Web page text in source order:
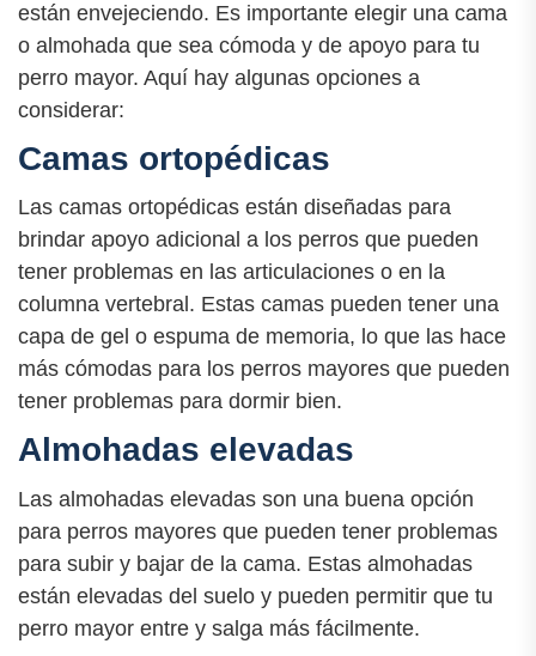
están envejeciendo. Es importante elegir una cama
o almohada que sea cómoda y de apoyo para tu
perro mayor. Aquí hay algunas opciones a
considerar:
Camas ortopédicas
Las camas ortopédicas están diseñadas para
brindar apoyo adicional a los perros que pueden
tener problemas en las articulaciones o en la
columna vertebral. Estas camas pueden tener una
capa de gel o espuma de memoria, lo que las hace
más cómodas para los perros mayores que pueden
tener problemas para dormir bien.
Almohadas elevadas
Las almohadas elevadas son una buena opción
para perros mayores que pueden tener problemas
para subir y bajar de la cama. Estas almohadas
están elevadas del suelo y pueden permitir que tu
perro mayor entre y salga más fácilmente.